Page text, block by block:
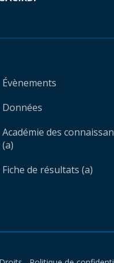
Évènements
Données
Académie des
(a)
Fiche de résultats (a)